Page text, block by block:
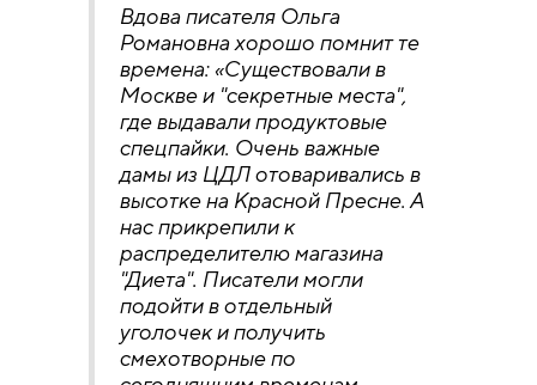
Вдова писателя Ольга
Романовна хорошо помнит те
времена: «Существовали в
Москве и "секретные места",
где выдавали продуктовые
спецпайки. Очень важные
дамы из ЦДЛ отоваривались в
высотке на Красной Пресне. А
нас прикрепили к
распределителю магазина
"Диета". Писатели могли
подойти в отдельный
уголочек и получить
смехотворные по